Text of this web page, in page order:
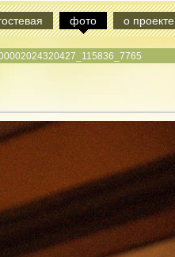
фото о проекте